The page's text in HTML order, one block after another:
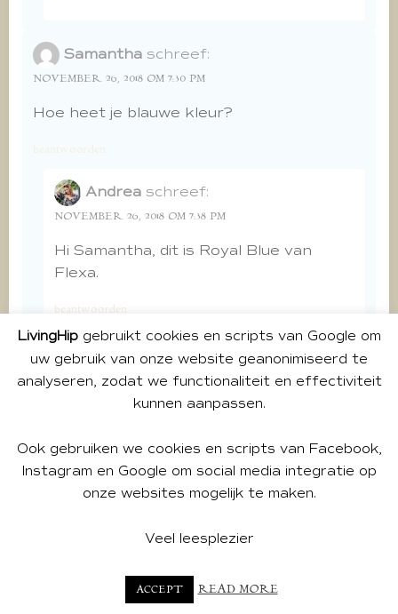
Samantha schreef:
NOVEMBER 26, 2018 OM 7:30 PM
Hoe heet je blauwe kleur?
beantwoorden
Andrea schreef:
NOVEMBER 26, 2018 OM 7:38 PM
Hi Samantha, dit is Royal Blue van
Flexa.
beantwoorden
TRENDWATCHING - LIVINGHIP schreef:
DECEMBER 28, 2018 OM 8:02 AM
bij deze softere kleurenexplosie. Ik schreef al
eerder een blogje over de warme kleur spiced
honey. Heel mooi bij de kleur vind ik okergeel
maar ook donker blauw. […]
BLOGGERS EVENT FLEXA 2019 - LIVINGHIP
LivingHipgebruikt cookies en scripts van Google om
uw gebruik van onze website geanonimiseerd te
analyseren, zodat we functionaliteit en effectiviteit
kunnen aanpassen.
Ook gebruiken we cookies en scripts van Facebook,
Instagram en Google om social media integratie op
onze websites mogelijk te maken.
Veel leesplezier
ACCEPT READ MORE